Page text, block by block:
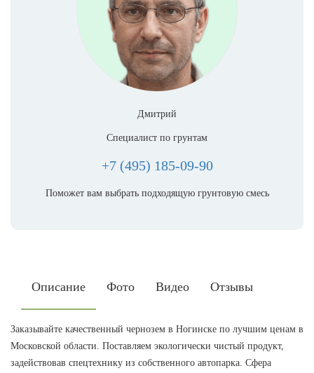
Дмитрий
Специалист по грунтам
+7 (495) 185-09-90
Поможет вам выбрать подходящую грунтовую смесь
Описание Фото Видео Отзывы
Заказывайте качественный чернозем в Ногинске по лучшим ценам в
Московской области. Поставляем экологически чистый продукт,
задействовав спецтехнику из собственного автопарка. Сфера